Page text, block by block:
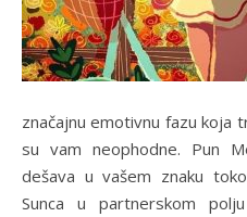
značajnu emotivnu fazu koja
su vam neophodne. Pun
dešava u vašem znaku
Sunca u partnerskom